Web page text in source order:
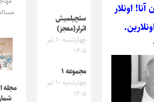
سئچیلمیش
اثرلر(معجز)
چهارشنبه ۱۰ تیر
چهارشنبه ۱۰ تیر
مساله‌سی
مجله ایشیق